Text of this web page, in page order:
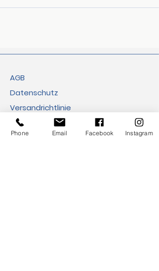
AGB
Datenschutz
Versandrichtlinie
Rückgaberecht
Phone Email Facebook Instagram